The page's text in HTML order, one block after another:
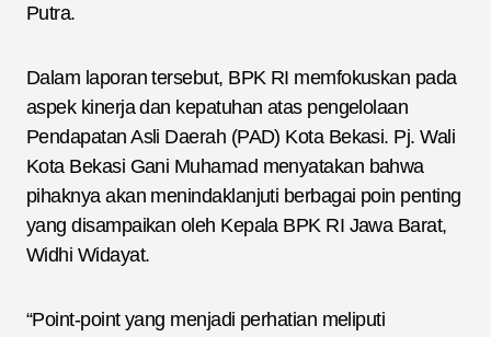
Putra.
Dalam laporan tersebut, BPK RI memfokuskan pada
aspek kinerja dan kepatuhan atas pengelolaan
Pendapatan Asli Daerah (PAD) Kota Bekasi. Pj. Wali
Kota Bekasi Gani Muhamad menyatakan bahwa
pihaknya akan menindaklanjuti berbagai poin penting
yang disampaikan oleh Kepala BPK RI Jawa Barat,
Widhi Widayat.
“Point-point yang menjadi perhatian meliputi